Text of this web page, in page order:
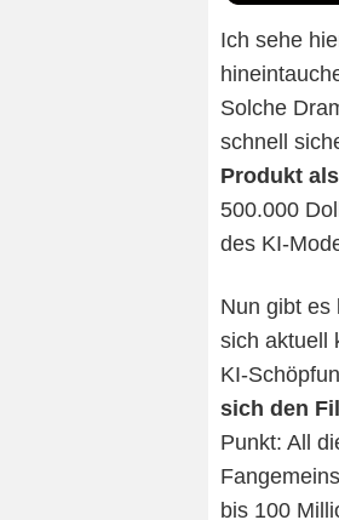
Ich sehe
Solche
schnell
Produkt
500.000
des KI-
Nun gibt es
sich aktuell
KI-
sich den
Punkt: All
bis 100